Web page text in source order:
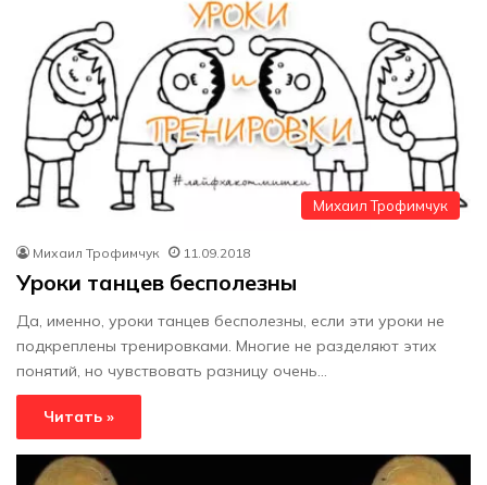
Михаил Трофимчук
Михаил Трофимчук 11.09.2018
Уроки танцев бесполезны
Да, именно, уроки танцев бесполезны, если эти уроки не
подкреплены тренировками. Многие не разделяют этих
понятий, но чувствовать разницу очень…
Читать »